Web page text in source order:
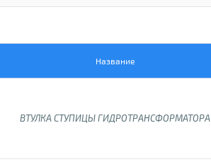
Название
ВТУЛКА СТУПИЦЫ ГИДРОТРАНСФОРМАТОРА